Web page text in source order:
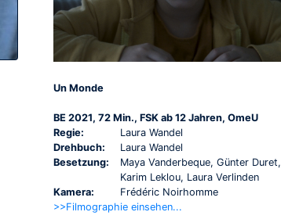
Un Monde
BE 2021, 72 Min., FSK ab 12 Jahren, OmeU
Regie:
Laura Wandel
Drehbuch:
Laura Wandel
Besetzung:
Maya Vanderbeque, Günter Duret,
Karim Leklou, Laura Verlinden
Kamera:
Frédéric Noirhomme
>>Filmographie einsehen...